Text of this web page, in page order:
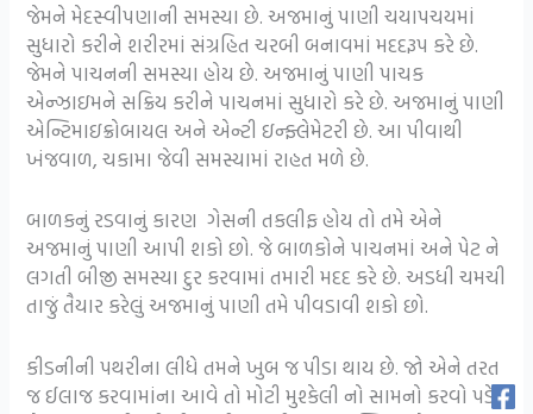
જેમને મેદસ્વીપણાની સમસ્યા છે. અજમાનું પાણી ચયાપચયમાં
સુધારો કરીને શરીરમાં સંગ્રહિત ચરબી બનાવમાં મદદરૂપ કરે છે.
જેમને પાચનની સમસ્યા હોય છે. અજમાનું પાણી પાચક
એન્ઝાઇમને સક્રિય કરીને પાચનમાં સુધારો કરે છે. અજમાનું પાણી
એન્ટિમાઇક્રોબાયલ અને એન્ટી ઇન્ફ્લેમેટરી છે. આ પીવાથી
ખંજવાળ, ચકામા જેવી સમસ્યામાં રાહત મળે છે.
બાળકનું રડવાનું કારણ ગેસની તકલીફ હોય તો તમે એને
અજમાનું પાણી આપી શકો છો. જે બાળકોને પાચનમાં અને પેટ ને
લગતી બીજી સમસ્યા દુર કરવામાં તમારી મદદ કરે છે. અડધી ચમચી
તાજું તૈયાર કરેલું અજમાનું પાણી તમે પીવડાવી શકો છો.
કીડનીની પથરીના લીધે તમને ખુબ જ પીડા થાય છે. જો એને તરત
જ ઈલાજ કરવામાંના આવે તો મોટી મુશ્કેલી નો સામનો કરવો પડે